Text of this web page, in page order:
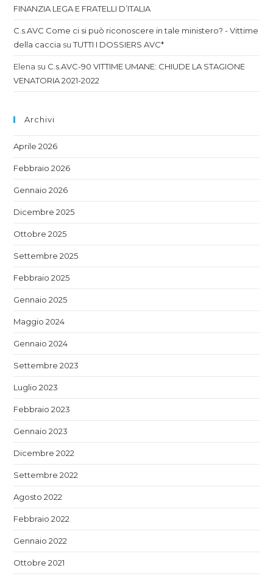
FINANZIA LEGA E FRATELLI D’ITALIA
C.s.AVC Come ci si può riconoscere in tale ministero? - Vittime
della caccia suTUTTI I DOSSIERS AVC*
Elena su C.s.AVC-90 VITTIME UMANE: CHIUDE LA STAGIONE
VENATORIA 2021-2022
Archivi
Aprile 2026
Febbraio 2026
Gennaio 2026
Dicembre 2025
Ottobre 2025
Settembre 2025
Febbraio 2025
Gennaio 2025
Maggio 2024
Gennaio 2024
Settembre 2023
Luglio 2023
Febbraio 2023
Gennaio 2023
Dicembre 2022
Settembre 2022
Agosto 2022
Febbraio 2022
Gennaio 2022
Ottobre 2021